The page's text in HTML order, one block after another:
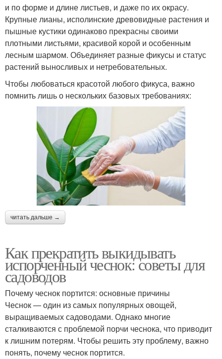
и по форме и длине листьев, и даже по их окрасу.
Крупные лианы, исполинские древовидные растения и
пышные кустики одинаково прекрасны своими
плотными листьями, красивой корой и особенным
лесным шармом. Объединяет разные фикусы и статус
растений выносливых и нетребовательных.
Чтобы любоваться красотой любого фикуса, важно
помнить лишь о нескольких базовых требованиях:
читать дальше →
Как прекратить выкидывать
испорченный чеснок: советы для
садоводов
Почему чеснок портится: основные причины
Чеснок — один из самых популярных овощей,
выращиваемых садоводами. Однако многие
сталкиваются с проблемой порчи чеснока, что приводит
к лишним потерям. Чтобы решить эту проблему, важно
понять, почему чеснок портится.